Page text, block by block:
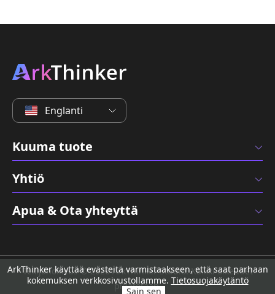
Englanti
Kuuma tuote
Yhtiö
Apua & Ota yhteyttä
Tekijänoikeus © 2026 ArkThinker Studio. Kaikki oikeudet
pidätetään.
ArkThinker käyttää evästeitä varmistaakseen, että saat parhaan
kokemuksen verkkosivustollamme. Tietosuojakäytäntö
Sain sen